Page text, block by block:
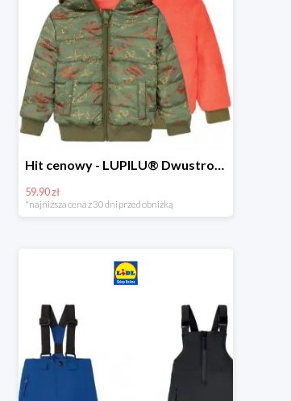
Hit cenowy - LUPILU® Dwustronna kurtka dziecięca z polarem
59.90 zł
*najniższa cena z 30 dni przed obniżką